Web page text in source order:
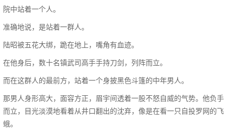
院中站着一个人。
准确地说，是站着一群人。
陆昭被五花大绑，跪在地上，嘴角有血迹。
在他身后，数十名镇武司高手手持刀剑，列阵而立。
而在这群人的最前方，站着一个身披黑色斗篷的中年男人。
那男人身形高大，面容方正，眉宇间透着一股不怒自威的气势。他负手
而立，目光淡漠地看着从井口翻出的沈弃，像是在看一只自投罗网的飞
蛾。